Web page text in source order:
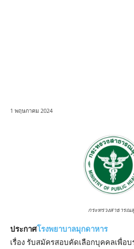
1 พฤษภาคม 2024
กระทรวงสาธารณ
ประกาศโรงพยาบาลมุกดาหาร
เรื่อง รับสมัครสอบคัดเลือกบุคคลเพื่อ